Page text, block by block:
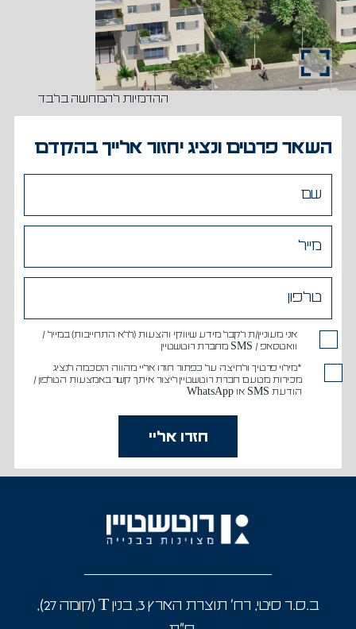
ההדמיות להמחשה בלבד
השאר פרטים ונציג יחזור אלייך בהקדם
אני מעוניין/ת לקבל מידע שיווקי והצעות (ללא התחייבות) במייל /
וואטסאפ / SMS מחברת רוטשטיין
*מילוי פרטיך ולחיצה על כפתור חזרו אליי מהווה הסכמה לנציג
מכירות מטעם חברת רוטשטיין ליצור איתך קשר באמצעות הטלפון /
הודעת SMS או WhatsApp
ב.ס.ר סיטי, רח' תוצרת הארץ 3, בנין T (קומה 27),